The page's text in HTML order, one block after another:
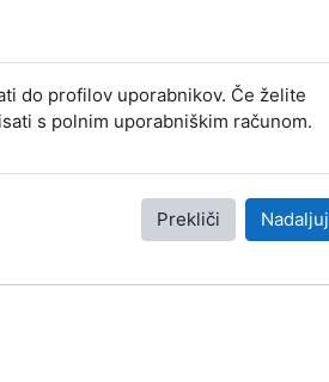
do profilov uporabnikov. Če želite
s polnim uporabniškim računom.
Prekliči Nadaljuj